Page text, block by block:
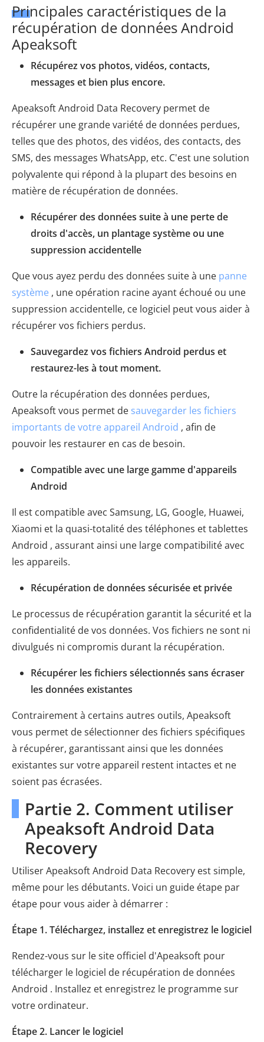
Principales caractéristiques de la
récupération de données Android
Apeaksoft
Récupérez vos photos, vidéos, contacts,
messages et bien plus encore.
Apeaksoft Android Data Recovery permet de
récupérer une grande variété de données perdues,
telles que des photos, des vidéos, des contacts, des
SMS, des messages WhatsApp, etc. C'est une solution
polyvalente qui répond à la plupart des besoins en
matière de récupération de données.
Récupérer des données suite à une perte de
droits d'accès, un plantage système ou une
suppression accidentelle
Que vous ayez perdu des données suite à une panne
système , une opération racine ayant échoué ou une
suppression accidentelle, ce logiciel peut vous aider à
récupérer vos fichiers perdus.
Sauvegardez vos fichiers Android perdus et
restaurez-les à tout moment.
Outre la récupération des données perdues,
Apeaksoft vous permet de sauvegarder les fichiers
importants de votre appareil Android , afin de
pouvoir les restaurer en cas de besoin.
Compatible avec une large gamme d'appareils
Android
Il est compatible avec Samsung, LG, Google, Huawei,
Xiaomi et la quasi-totalité des téléphones et tablettes
Android , assurant ainsi une large compatibilité avec
les appareils.
Récupération de données sécurisée et privée
Le processus de récupération garantit la sécurité et la
confidentialité de vos données. Vos fichiers ne sont ni
divulgués ni compromis durant la récupération.
Récupérer les fichiers sélectionnés sans écraser
les données existantes
Contrairement à certains autres outils, Apeaksoft
vous permet de sélectionner des fichiers spécifiques
à récupérer, garantissant ainsi que les données
existantes sur votre appareil restent intactes et ne
soient pas écrasées.
Partie 2. Comment utiliser
Apeaksoft Android Data
Recovery
Utiliser Apeaksoft Android Data Recovery est simple,
même pour les débutants. Voici un guide étape par
étape pour vous aider à démarrer :
Étape 1. Téléchargez, installez et enregistrez le logiciel
Rendez-vous sur le site officiel d'Apeaksoft pour
télécharger le logiciel de récupération de données
Android . Installez et enregistrez le programme sur
votre ordinateur.
Étape 2. Lancer le logiciel